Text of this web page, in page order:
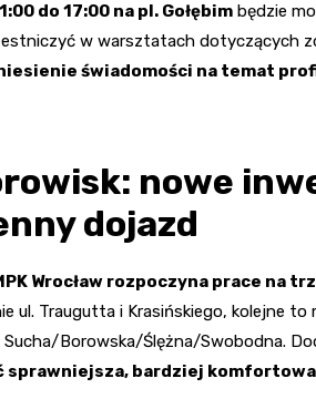
do 17:00 na pl. Gołębim będzie
w warsztatach dotyczących
świadomości na temat
nowe
dojazd
Wrocław rozpoczyna prace na
ul. Traugutta i Krasińskiego, kolejne
Borowska/Ślężna/Swobodna.
sprawniejsza, bardziej